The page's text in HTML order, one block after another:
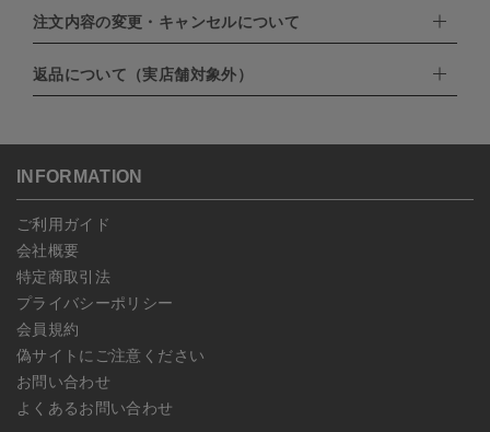
EXPRESS,Diners Club）
・PayPay
・NP後払い
配達業者：日本郵便
北海道：1,400円
沖縄：1,400円
注文内容の変更・キャンセルについて
ご注文日当日から翌日のAM9:00までにご連絡頂いた場合はキャン
セルは可能です。
ンセルしていただいた後、ご希望の商品のみ再度ご注文お願いしま
予約商品など一部キャンセルが出来ない場合がございます。あらか
じめご了承ください。
返品について（実店舗対象外）
こちらよりご依頼ください。
INFORMATION
ご利用ガイド
会社概要
特定商取引法
プライバシーポリシー
会員規約
偽サイトにご注意ください
お問い合わせ
よくあるお問い合わせ